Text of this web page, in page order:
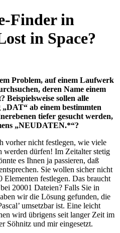
Finder in
in Space?
Problem, auf einem Laufwerk
deren Name einem
Beispielsweise sollen alle
ab einem bestimmten
tiefer gesucht werden,
„NEUDATEN.*“?
vorher nicht festlegen, wie viele
werden dürfen! Im Zeitalter stetig
es Ihnen ja passieren, daß
Sie wollen sicher nicht
festlegen. Das braucht
20001 Dateien? Falls Sie in
wir die Lösung gefunden, die
umsetzbar ist. Eine leicht
wird übrigens seit langer Zeit im
und mir eingesetzt.